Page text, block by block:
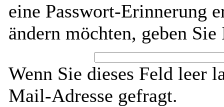
eine Passwort-Erinnerung
ändern möchten, geben
Wenn Sie dieses Feld leer
Mail-Adresse gefragt.